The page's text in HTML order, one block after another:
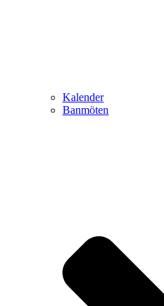
Kalender
Banmöten